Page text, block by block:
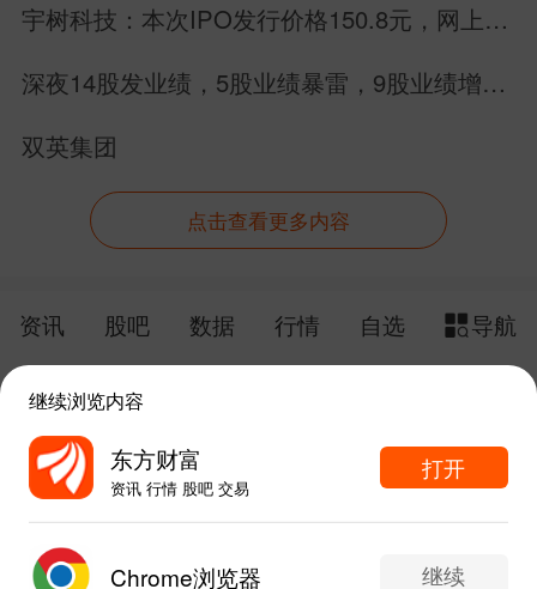
宇树科技：本次IPO发行价格150.8元，网上申
深夜14股发业绩，5股业绩暴雷，9股业绩增
双英集团
点击查看更多内容
资讯 股吧 数据 行情 自选
导航
给网站提点意见 下载APP
东方财富APP内打开
继续浏览内容
东方财富
资讯 行情 股吧 交易
打开
Chrome浏览器 继续